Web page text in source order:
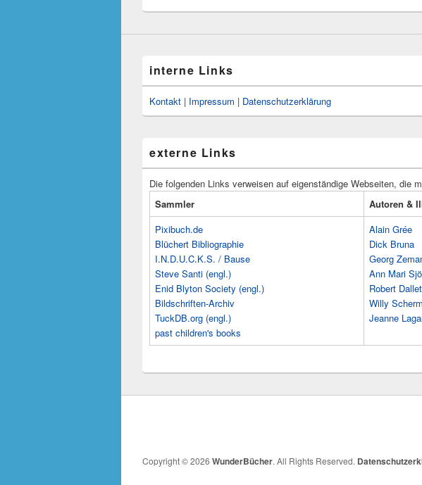
interne Links
Kontakt | Impressum | Datenschutzerklärung
externe Links
Die folgenden Links verweisen auf eigenständige Webseiten, die
Sammler
Autoren &
Pixibuch.de
Blüchert Bibliographie
I.N.D.U.C.K.S. / Bause
Steve Santi (engl.)
Enid Blyton Society (engl.)
Bildschriften-Archiv
TuckDB.org (engl.)
past children's books
Alain Grée
Dick Bruna
Georg
Ann Mari
Robert Dallet
Willy
Jeanne
Copyright © 2026 WunderBücher. All Rights Reserved.